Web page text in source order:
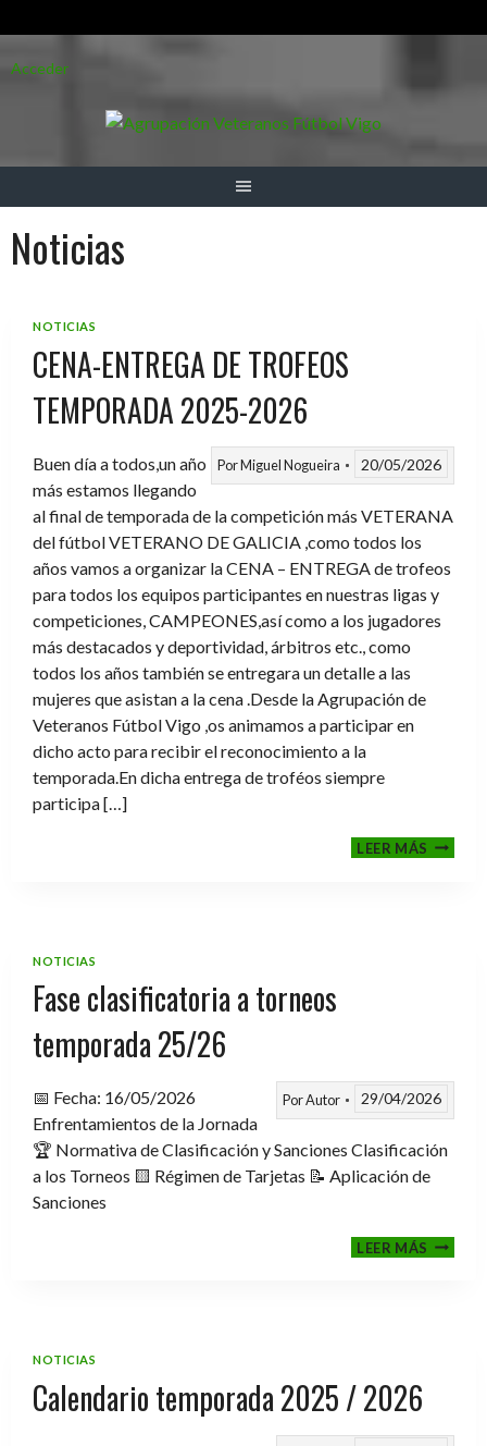
alAcceder
Noticias
NOTICIAS
CENA-ENTREGA DE TROFEOS
TEMPORADA 2025-2026
PorMiguel Nogueira 20/05/2026
Buen día a todos,un año
más estamos llegando
al final de temporada de la competición más VETERANA
del fútbol VETERANO DE GALICIA ,como todos los
años vamos a organizar la CENA – ENTREGA de trofeos
para todos los equipos participantes en nuestras ligas y
competiciones, CAMPEONES,así como a los jugadores
más destacados y deportividad, árbitros etc., como
todos los años también se entregara un detalle a las
mujeres que asistan a la cena .Desde la Agrupación de
Veteranos Fútbol Vigo ,os animamos a participar en
dicho acto para recibir el reconocimiento a la
temporada.En dicha entrega de troféos siempre
participa […]
LEER MÁSCENA-
NOTICIAS
Fase clasificatoria a torneos
temporada 25/26
PorAutor 29/04/2026
📅 Fecha: 16/05/2026
Enfrentamientos de la Jornada
🏆 Normativa de Clasificación y Sanciones Clasificación
a los Torneos 🟨 Régimen de Tarjetas 📝 Aplicación de
Sanciones
LEER MÁSFASE
NOTICIAS
Calendario temporada 2025 / 2026